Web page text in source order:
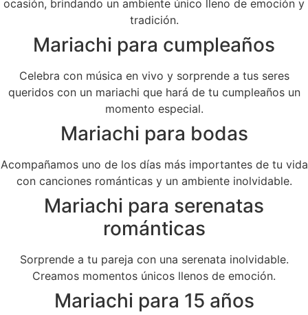
ocasión, brindando un ambiente único lleno de emoción y
tradición.
Mariachi para cumpleaños
Celebra con música en vivo y sorprende a tus seres
queridos con un mariachi que hará de tu cumpleaños un
momento especial.
Mariachi para bodas
Acompañamos uno de los días más importantes de tu vida
con canciones románticas y un ambiente inolvidable.
Mariachi para serenatas
románticas
Sorprende a tu pareja con una serenata inolvidable.
Creamos momentos únicos llenos de emoción.
Mariachi para 15 años